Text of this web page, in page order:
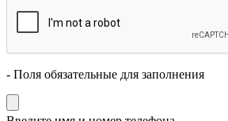
- Поля обязательные для заполнения